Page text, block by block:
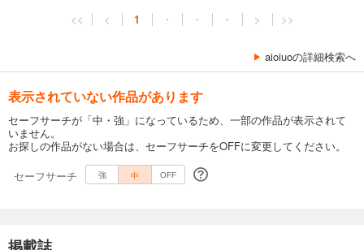
<< < 1 ・ ・ ・ > >>
aioiuoの詳細検索へ
表示されていない作品があります
セーフサーチが「中・強」になっているため、一部の作品が表示されて
いません。
お探しの作品がない場合は、セーフサーチをOFFに変更してください。
セーフサーチ
強 中 OFF